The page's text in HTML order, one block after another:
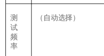
测
试
频
率
（自动选择）